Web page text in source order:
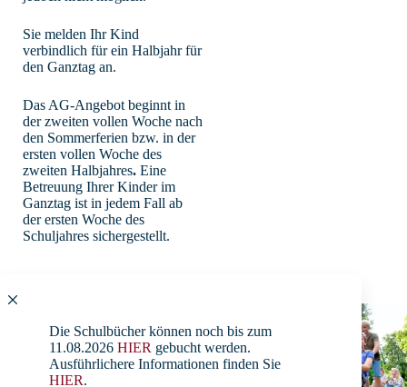
Die Schulbücher können noch bis zum
11.08.2026 HIER gebucht werden.
Ausführlichere Informationen finden Sie
HIER.
Sie melden Ihr Kind
verbindlich für ein Halbjahr für
den Ganztag an.
Das AG-Angebot beginnt in
der zweiten vollen Woche nach
den Sommerferien bzw. in der
ersten vollen Woche des
zweiten Halbjahres. Eine
Betreuung Ihrer Kinder im
Ganztag ist in jedem Fall ab
der ersten Woche des
Schuljahres sichergestellt.
Schließfächer
Das vielfältige Angebot des